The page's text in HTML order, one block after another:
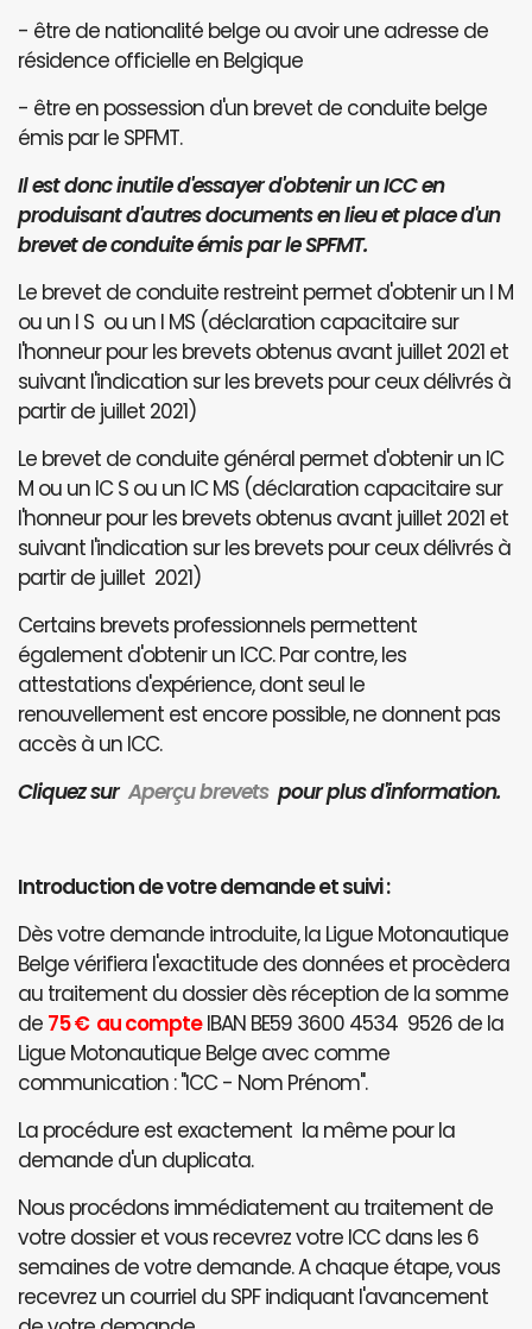
- être de nationalité belge ou avoir une adresse de
résidence officielle en Belgique
- être en possession d'un brevet de conduite belge
émis par le SPFMT.
Il est donc inutile d'essayer d'obtenir un ICC en
produisant d'autres documents en lieu et place d'un
brevet de conduite émis par le SPFMT.
Le brevet de conduite restreint permet d'obtenir un I M
ou un I S ou un I MS (déclaration capacitaire sur
l'honneur pour les brevets obtenus avant juillet 2021 et
suivant l'indication sur les brevets pour ceux délivrés à
partir de juillet 2021)
Le brevet de conduite général permet d'obtenir un IC
M ou un IC S ou un IC MS (déclaration capacitaire sur
l'honneur pour les brevets obtenus avant juillet 2021 et
suivant l'indication sur les brevets pour ceux délivrés à
partir de juillet 2021)
Certains brevets professionnels permettent
également d'obtenir un ICC. Par contre, les
attestations d'expérience, dont seul le
renouvellement est encore possible, ne donnent pas
accès à un ICC.
Cliquez surAperçu brevets pour plus d'information.
Introduction de votre demande et suivi :
Dès votre demande introduite, la Ligue Motonautique
Belge vérifiera l'exactitude des données et procèdera
au traitement du dossier dès réception de la somme
de 75 € au compteIBAN BE59 3600 4534 9526 de la
Ligue Motonautique Belge avec comme
communication : "ICC - Nom Prénom".
La procédure est exactement la même pour la
demande d'un duplicata.
Nous procédons immédiatement au traitement de
votre dossier et vous recevrez votre ICC dans les 6
semaines de votre demande. A chaque étape, vous
recevrez un courriel du SPF indiquant l'avancement